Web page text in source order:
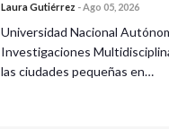
Laura Gutiérrez -Ago 05, 2026
Universidad Nacional
Investigaciones
las ciudades pequeñas en…